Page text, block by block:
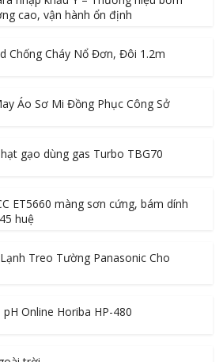
cao, vận hành ổn định
Chống Cháy Nổ Đơn, Đôi 1.2m
Áo Sơ Mi Đồng Phục Công Sở
gạo dùng gas Turbo TBG70
ET5660 màng sơn cứng, bám dính
huệ
Treo Tường Panasonic Cho
Online Horiba HP-480